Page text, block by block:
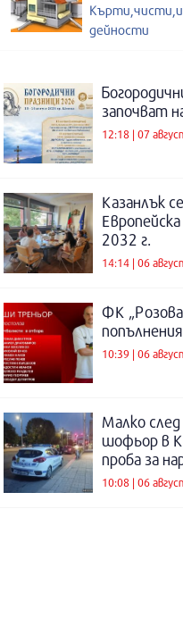
дейности
започват
12:18 | 07
Казанлък
2032 г.
14:14 | 06
ФК
10:39 | 06
Малко
шофьор в
проба за
10:08 | 06